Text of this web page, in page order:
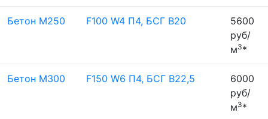
Бетон М250 F100 W4 П4, БСГ В20
5600
руб/
м3*
Бетон М300 F150 W6 П4, БСГ В22,5
6000
руб/
м3*